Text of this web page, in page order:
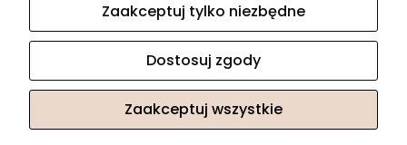
Akcesoria meblowe DAC TER | ul. Przepiórki 56, 02-410
Warszawa, woj. mazowieckie | E-mail:sklep@dacter.plTel.:
602677377| NIP: 5220052421 REGON: 012076264
Sklep internetowy Shoper.pl
Zaakceptuj tylko niezbędne
Dostosuj zgody
Zaakceptuj wszystkie